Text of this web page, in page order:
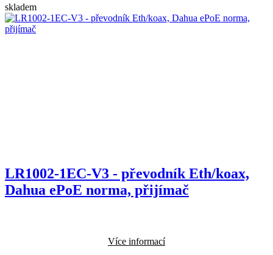
skladem
LR1002-1EC-V3 - převodník Eth/koax,
Dahua ePoE norma, přijímač
Více informací